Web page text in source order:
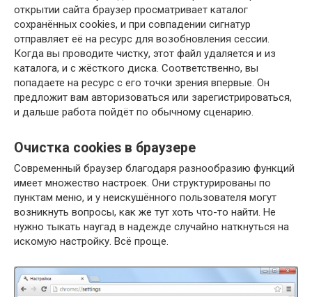
открытии сайта браузер просматривает каталог
сохранённых cookies, и при совпадении сигнатур
отправляет её на ресурс для возобновления сессии.
Когда вы проводите чистку, этот файл удаляется и из
каталога, и с жёсткого диска. Соответственно, вы
попадаете на ресурс с его точки зрения впервые. Он
предложит вам авторизоваться или зарегистрироваться,
и дальше работа пойдёт по обычному сценарию.
Очистка cookies в браузере
Современный браузер благодаря разнообразию функций
имеет множество настроек. Они структурированы по
пунктам меню, и у неискушённого пользователя могут
возникнуть вопросы, как же тут хоть что-то найти. Не
нужно тыкать наугад в надежде случайно наткнуться на
искомую настройку. Всё проще.